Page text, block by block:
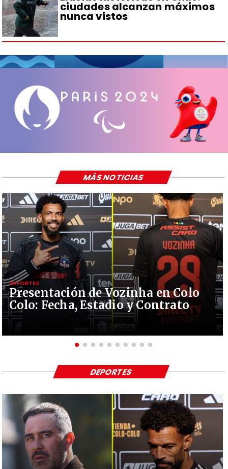
ciudades alcanzan máximos
nunca vistos
Presentación de Vozinha en Colo
Colo: Fecha, Estadio y Contrato
DEPORTES
MÁS NOTICIAS
DEPORTES